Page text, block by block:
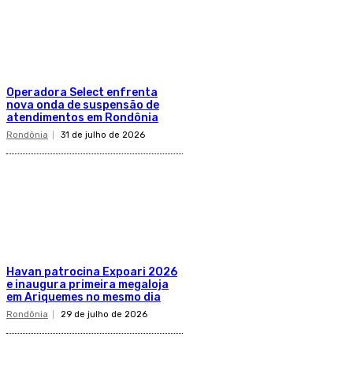
Operadora Select enfrenta
nova onda de suspensão de
atendimentos em Rondônia
Rondônia 31 de julho de 2026
Havan patrocina Expoari 2026
e inaugura primeira megaloja
em Ariquemes no mesmo dia
Rondônia 29 de julho de 2026